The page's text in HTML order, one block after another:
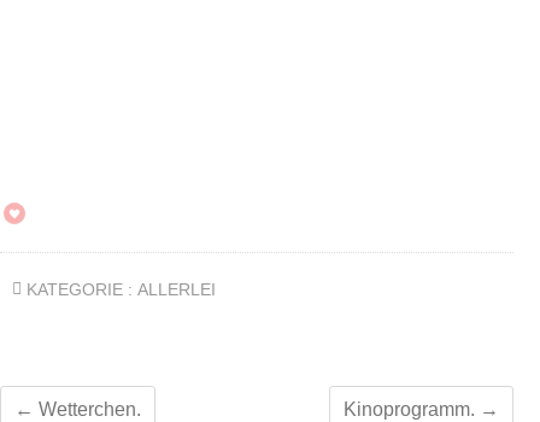
KATEGORIE : ALLERLEI
← Wetterchen. Kinoprogramm. →